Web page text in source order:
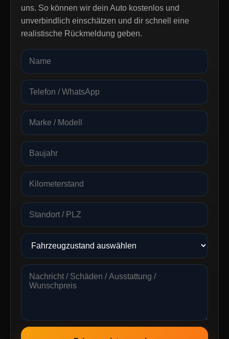
uns. So können wir dein Auto kostenlos und
unverbindlich einschätzen und dir schnell eine
realistische Rückmeldung geben.